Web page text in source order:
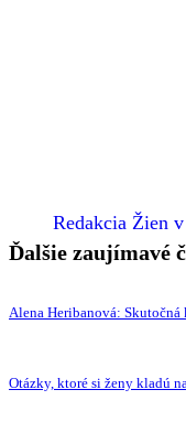
Redakcia Žien
Ďalšie zaujímavé
Alena Heribanová: Skutočná
Otázky, ktoré si ženy kladú